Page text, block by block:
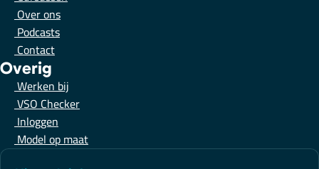
Over ons
Podcasts
Contact
Overig
Werken bij
VSO Checker
Inloggen
Model op maat